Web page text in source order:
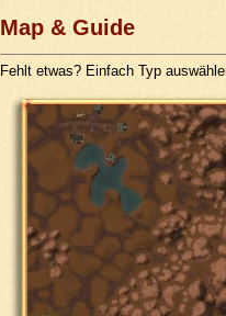
Map & Guide
Fehlt etwas? Einfach Typ